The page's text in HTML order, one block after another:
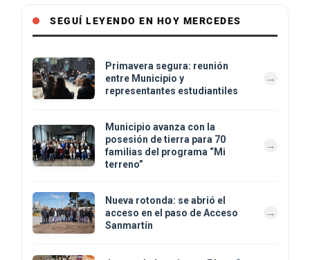
SEGUÍ LEYENDO EN HOY MERCEDES
Primavera segura: reunión
entre Municipio y
representantes estudiantiles
Municipio avanza con la
posesión de tierra para 70
familias del programa “Mi
terreno”
Nueva rotonda: se abrió el
acceso en el paso de Acceso
Sanmartín